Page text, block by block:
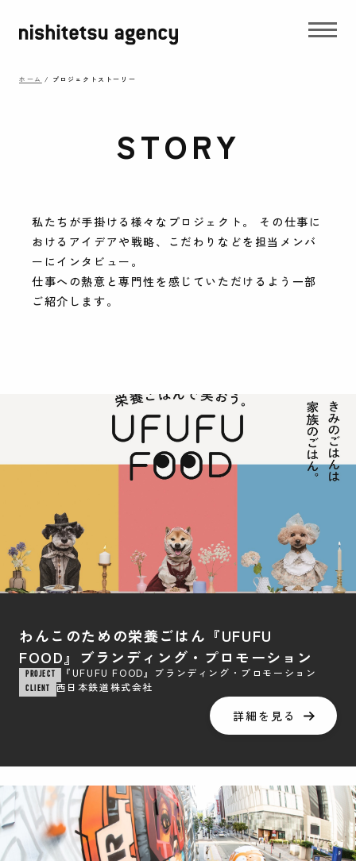
ホーム / プロジェクトストーリー
STORY
私たちが手掛ける様々なプロジェクト。 その仕事に
おけるアイデアや戦略、こだわりなどを担当メンバ
ーにインタビュー。
仕事への熱意と専門性を感じていただけるよう一部
ご紹介します。
わんこのための栄養ごはん『UFUFU
FOOD』ブランディング・プロモーション
PROJECT 『UFUFU FOOD』ブランディング・プロモーション
CLIENT 西日本鉄道株式会社
詳細を見る